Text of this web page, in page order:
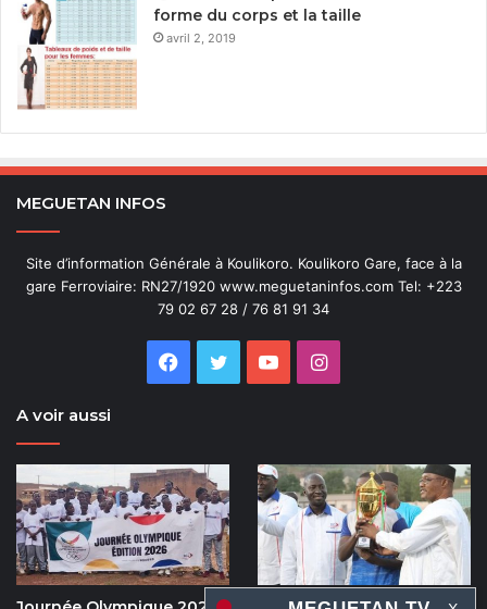
forme du corps et la taille
avril 2, 2019
MEGUETAN INFOS
Site d’information Générale à Koulikoro. Koulikoro Gare, face à la
gare Ferroviaire: RN27/1920 www.meguetaninfos.com Tel: +223
79 02 67 28 / 76 81 91 34
Facebook
Twitter YouTubeInstagram
A voir aussi